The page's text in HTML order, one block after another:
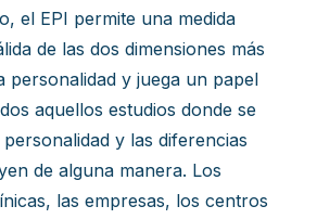
el EPI permite una medida
de las dos dimensiones más
personalidad y juega un papel
aquellos estudios donde se
y las diferencias
de alguna manera. Los
las empresas, los centros